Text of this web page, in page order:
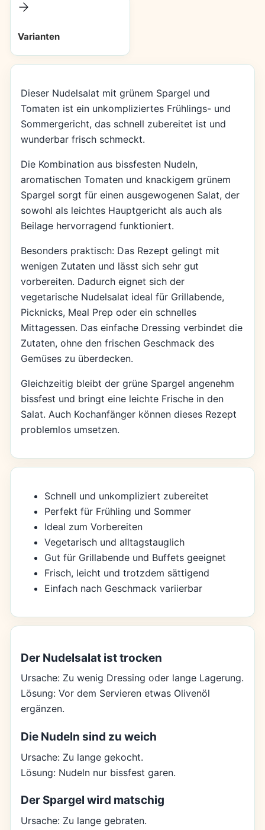
Varianten
Dieser Nudelsalat mit grünem Spargel und
Tomaten ist ein unkompliziertes Frühlings- und
Sommergericht, das schnell zubereitet ist und
wunderbar frisch schmeckt.
Die Kombination aus bissfesten Nudeln,
aromatischen Tomaten und knackigem grünem
Spargel sorgt für einen ausgewogenen Salat, der
sowohl als leichtes Hauptgericht als auch als
Beilage hervorragend funktioniert.
Besonders praktisch: Das Rezept gelingt mit
wenigen Zutaten und lässt sich sehr gut
vorbereiten. Dadurch eignet sich der
vegetarische Nudelsalat ideal für Grillabende,
Picknicks, Meal Prep oder ein schnelles
Mittagessen. Das einfache Dressing verbindet die
Zutaten, ohne den frischen Geschmack des
Gemüses zu überdecken.
Gleichzeitig bleibt der grüne Spargel angenehm
bissfest und bringt eine leichte Frische in den
Salat. Auch Kochanfänger können dieses Rezept
problemlos umsetzen.
Schnell und unkompliziert zubereitet
Perfekt für Frühling und Sommer
Ideal zum Vorbereiten
Vegetarisch und alltagstauglich
Gut für Grillabende und Buffets geeignet
Frisch, leicht und trotzdem sättigend
Einfach nach Geschmack variierbar
Der Nudelsalat ist trocken
Ursache: Zu wenig Dressing oder lange Lagerung.
Lösung: Vor dem Servieren etwas Olivenöl
ergänzen.
Die Nudeln sind zu weich
Ursache: Zu lange gekocht.
Lösung: Nudeln nur bissfest garen.
Der Spargel wird matschig
Ursache: Zu lange gebraten.